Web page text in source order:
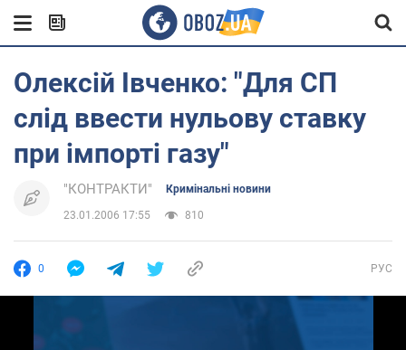
Олексій Івченко: "Для СП
слід ввести нульову ставку
при імпорті газу"
"КОНТРАКТИ" Кримінальні новини
23.01.2006 17:55 810
0 РУС